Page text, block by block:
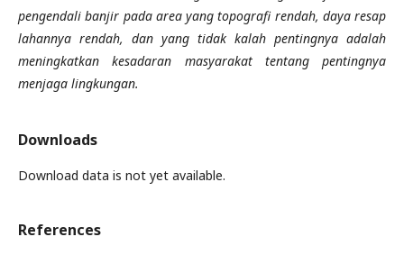
pengendali banjir pada area yang topografi rendah, daya resap
lahannya rendah, dan yang tidak kalah pentingnya adalah
meningkatkan kesadaran masyarakat tentang pentingnya
menjaga lingkungan.
Downloads
Download data is not yet available.
References